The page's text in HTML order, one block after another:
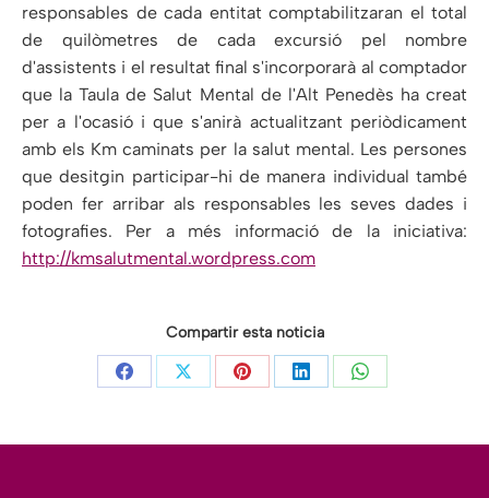
responsables de cada entitat comptabilitzaran el total
de quilòmetres de cada excursió pel nombre
d'assistents i el resultat final s'incorporarà al comptador
que la Taula de Salut Mental de l'Alt Penedès ha creat
per a l'ocasió i que s'anirà actualitzant periòdicament
amb els Km caminats per la salut mental. Les persones
que desitgin participar-hi de manera individual també
poden fer arribar als responsables les seves dades i
fotografies. Per a més informació de la iniciativa:
http://kmsalutmental.wordpress.com
Compartir esta noticia
Share
Facebook
Share
X
Share
Pinterest
Share
LinkedIn
Share
WhatsApp